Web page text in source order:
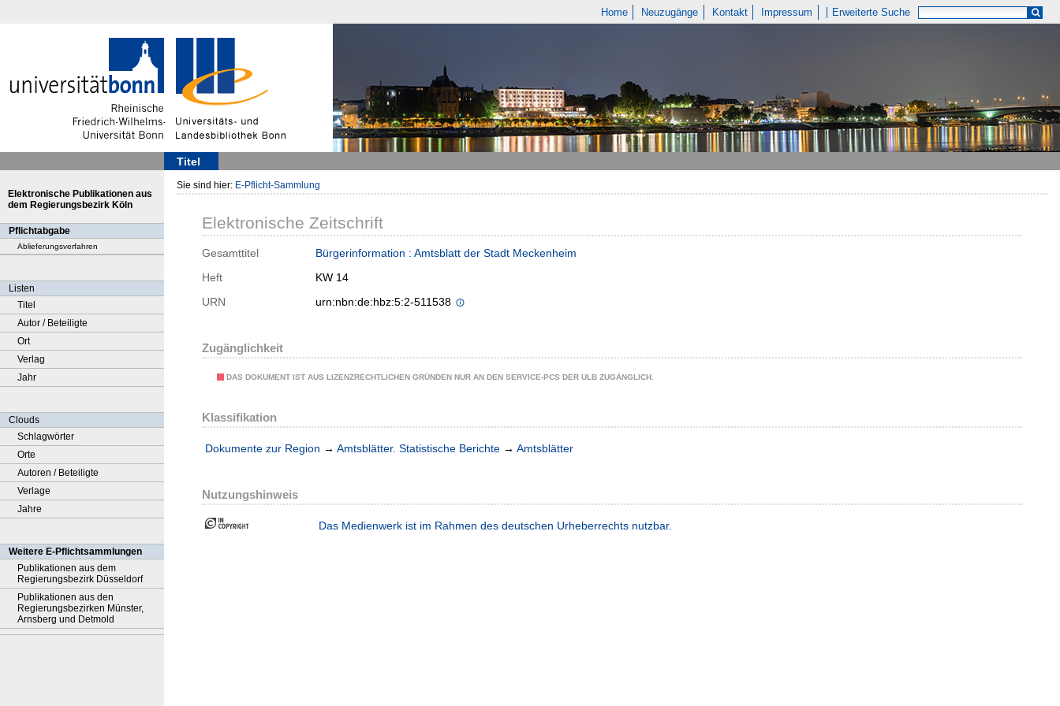
Home Neuzugänge Kontakt Impressum Erweiterte Suche
Titel
Elektronische Publikationen aus
dem Regierungsbezirk Köln
Pflichtabgabe
Ablieferungsverfahren
Listen
Titel
Autor / Beteiligte
Ort
Verlag
Jahr
Clouds
Schlagwörter
Orte
Autoren / Beteiligte
Verlage
Jahre
Weitere E-Pflichtsammlungen
Publikationen aus dem
Regierungsbezirk Düsseldorf
Publikationen aus den
Regierungsbezirken Münster,
Arnsberg und Detmold
Sie sind hier: E-Pflicht-Sammlung
Elektronische Zeitschrift
Gesamttitel
Bürgerinformation : Amtsblatt der Stadt Meckenheim
Heft
KW 14
URN
urn:nbn:de:hbz:5:2-511538
Zugänglichkeit
DAS DOKUMENT IST AUS LIZENZRECHTLICHEN GRÜNDEN NUR AN DEN SERVICE-PCS DER ULB ZUGÄNGLICH.
Klassifikation
Dokumente zur Region → Amtsblätter. Statistische Berichte → Amtsblätter
Nutzungshinweis
Das Medienwerk ist im Rahmen des deutschen Urheberrechts nutzbar.